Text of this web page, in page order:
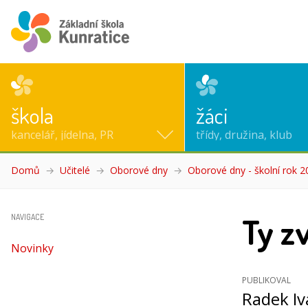
škola
kancelář, jídelna, PR
žáci
třídy, družina, klub
Domů Učitelé Oborové dny Oborové dny - školní rok
NAVIGACE
Novinky Ty
PUBLIKOVAL
Radek